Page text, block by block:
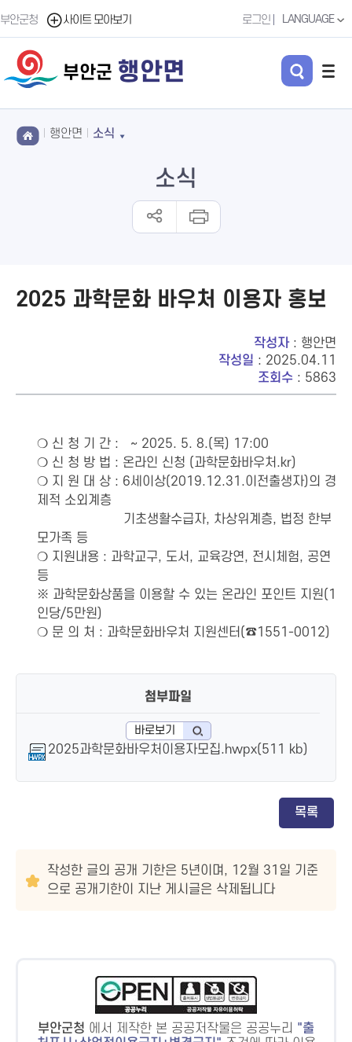
부안군청 사이트 모아보기 로그인 LANGUAGE
부안군 행안면
행안면 소식
소식
2025 과학문화 바우처 이용자 홍보
작성자: 행안면
작성일 : 2025.04.11
조회수 : 5863
❍ 신 청 기 간 : ~ 2025. 5. 8.(목) 17:00
❍ 신 청 방 법 : 온라인 신청 (과학문화바우처.kr)
❍ 지 원 대 상 : 6세이상(2019.12.31.이전출생자)의 경
제적 소외계층
기초생활수급자, 차상위계층, 법정 한부
모가족 등
❍ 지원내용 : 과학교구, 도서, 교육강연, 전시체험, 공연
등
※ 과학문화상품을 이용할 수 있는 온라인 포인트 지원(1
인당/5만원)
❍ 문 의 처 : 과학문화바우처 지원센터(☎1551-0012)
첨부파일
바로보기
2025과학문화바우처이용자모집.hwpx(511 kb)
목록
작성한 글의 공개 기한은 5년이며, 12월 31일 기준
으로 공개기한이 지난 게시글은 삭제됩니다
부안군청 에서 제작한 본 공공저작물은 공공누리
출